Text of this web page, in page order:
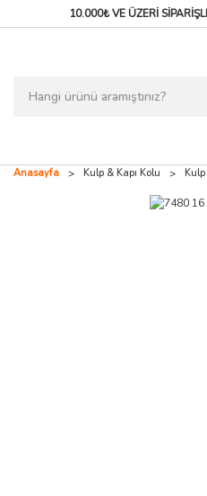
10.000₺ VE ÜZERİ
Anasayfa Kulp & Kapı Kolu Kulp